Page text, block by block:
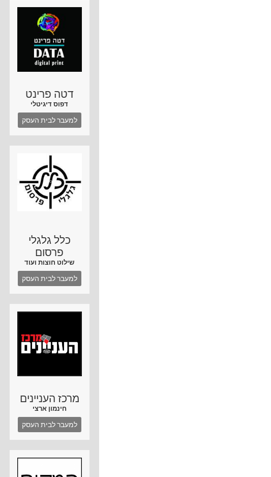
דטה פרינט
דפוס דיגיטלי
למעבר לבית העסק
כלל גלגלי
פרסום
שילוט חוצות ועוד
למעבר לבית העסק
מרכז העניינים
חינמון ארצי
למעבר לבית העסק